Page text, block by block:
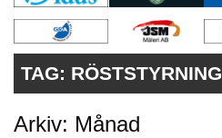
VÅRA ANDRA MAGASIN
PRENUMERERA
ANNONSERA
TAG: RÖSTSTYRNING
Arkiv: Månad